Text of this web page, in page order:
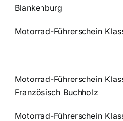
Blankenburg
Motorrad-Führerschein
Motorrad-Führerschein
Französisch Buchholz
Motorrad-Führerschein